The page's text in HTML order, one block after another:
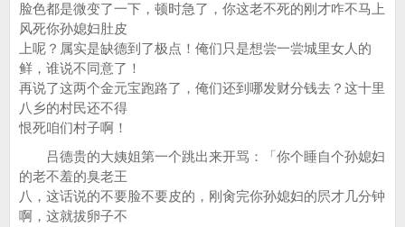
脸色都是微变了一下，顿时急了，你这老不死的刚才咋不马上
风死你孙媳妇肚皮
上呢？属实是缺德到了极点！俺们只是想尝一尝城里女人的
鲜，谁说不同意了！
再说了这两个金元宝跑路了，俺们还到哪发财分钱去？这十里
八乡的村民还不得
恨死咱们村子啊！
吕德贵的大姨姐第一个跳出来开骂：「你个睡自个孙媳妇
的老不羞的臭老王
八，这话说的不要脸不要皮的，刚肏完你孙媳妇的屄才几分钟
啊，这就拔卵子不